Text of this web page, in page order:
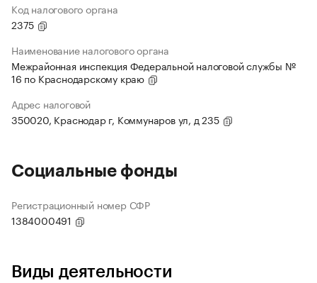
Код налогового органа
2375
Наименование налогового органа
Межрайонная инспекция Федеральной налоговой службы №
16 по Краснодарскому краю
Адрес налоговой
350020, Краснодар г, Коммунаров ул, д 235
Социальные фонды
Регистрационный номер СФР
1384000491
Виды деятельности